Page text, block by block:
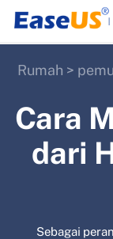
Rumah >
Cara
dari
Sebagai